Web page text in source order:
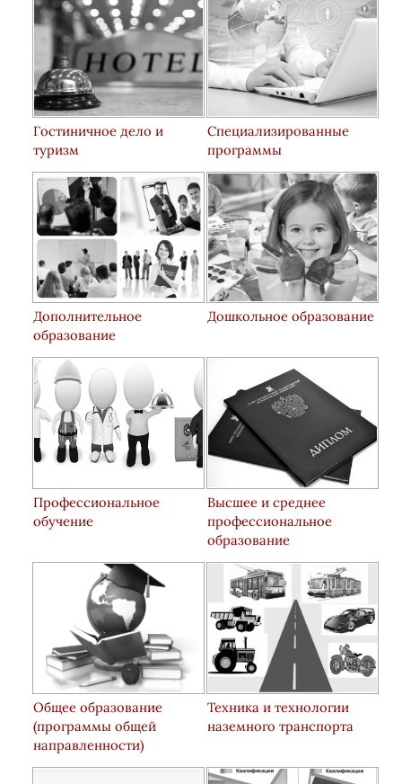
Гостиничное дело и
туризм
Специализированные
программы
Дополнительное
образование
Дошкольное образование
Профессиональное
обучение
Высшее и среднее
профессиональное
образование
Общее образование
(программы общей
направленности)
Техника и технологии
наземного транспорта